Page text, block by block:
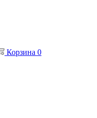
Корзина 0